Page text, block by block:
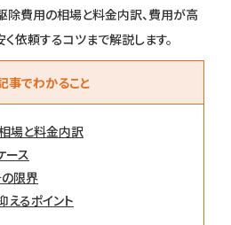
除費用の相場と料金内訳、費用が高
依頼するコツまで解説します。
事でわかること
場と料金内訳
ース
の限界
るポイント